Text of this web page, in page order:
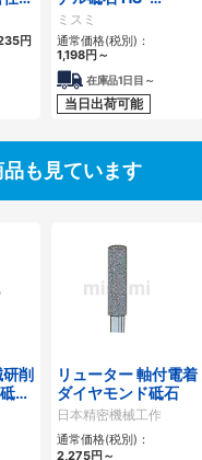
円
JGPC/HS-JGPD
ミスミ
通常価格(税別)：
1,198円 ～
在庫品1日目～
当日出荷可能
も見ています
研削
石
ナ
リューター 軸付電着
ダイヤモンド砥石
日本精密機械工作
通常価格(税別)：
2,275円 ～